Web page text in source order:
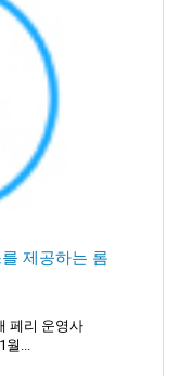
제공하는 롬
페리 운영사
...